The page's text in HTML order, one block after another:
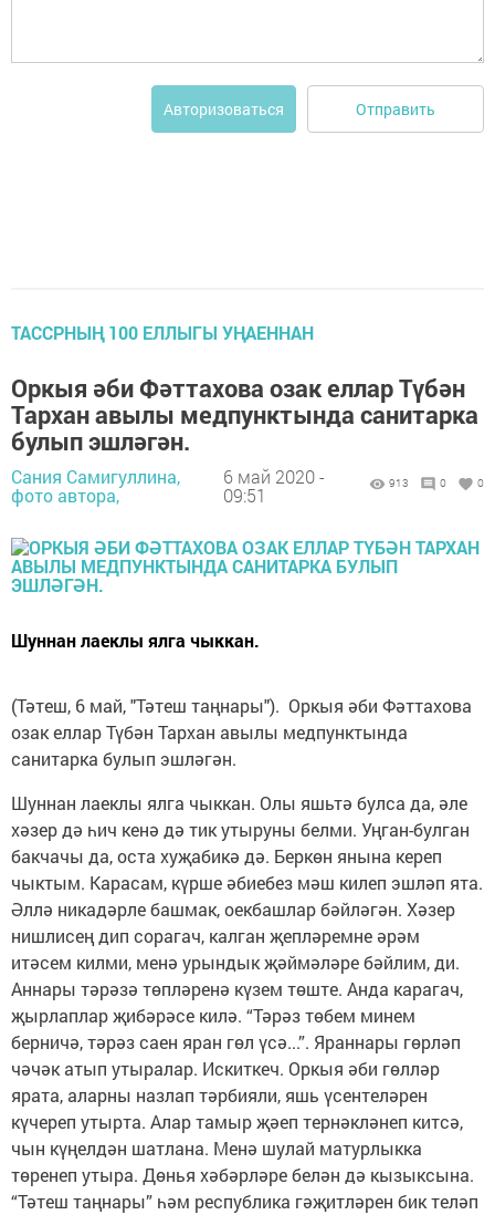
Авторизоваться Отправить
ТАССРНЫҢ 100 ЕЛЛЫГЫ УҢАЕННАН
Оркыя әби Фәттахова озак еллар Түбән
Тархан авылы медпунктында санитарка
булып эшләгән.
Сания Самигуллина,
фото автора,
6 май 2020 -
09:51
913 0 0
Шуннан лаеклы ялга чыккан.
(Тәтеш, 6 май, "Тәтеш таңнары"). Оркыя әби Фәттахова
озак еллар Түбән Тархан авылы медпунктында
санитарка булып эшләгән.
Шуннан лаеклы ялга чыккан. Олы яшьтә булса да, әле
хәзер дә һич кенә дә тик утыруны белми. Уңган-булган
бакчачы да, оста хуҗабикә дә. Беркөн янына кереп
чыктым. Карасам, күрше әбиебез мәш килеп эшләп ята.
Әллә никадәрле башмак, оекбашлар бәйләгән. Хәзер
нишлисең дип сорагач, калган җепләремне әрәм
итәсем килми, менә урындык җәймәләре бәйлим, ди.
Аннары тәрәзә төпләренә күзем төште. Анда карагач,
җырлаплар җибәрәсе килә. “Тәрәз төбем минем
берничә, тәрәз саен яран гөл үсә...”. Яраннары гөрләп
чәчәк атып утыралар. Искиткеч. Оркыя әби гөлләр
ярата, аларны назлап тәрбияли, яшь үсентеләрен
күчереп утырта. Алар тамыр җәеп тернәкләнеп китсә,
чын күңелдән шатлана. Менә шулай матурлыкка
төренеп утыра. Дөнья хәбәрләре белән дә кызыксына.
“Тәтеш таңнары” һәм республика гәҗитләрен бик теләп